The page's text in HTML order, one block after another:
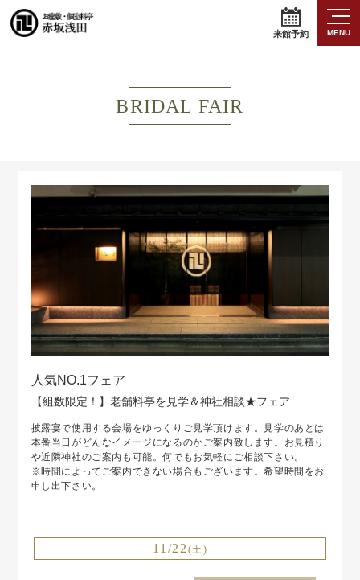
来館予約 MENU
BRIDAL FAIR
人気NO.1フェア
【組数限定！】老舗料亭を見学＆神社相談★フェア
披露宴で使用する会場をゆっくりご見学頂けます。見学のあとは
本番当日がどんなイメージになるのかご案内致します。お見積り
や近隣神社のご案内も可能。何でもお気軽にご相談下さい。
※時間によってご案内できない場合もございます。希望時間をお
申し出下さい。
11/22 (土)